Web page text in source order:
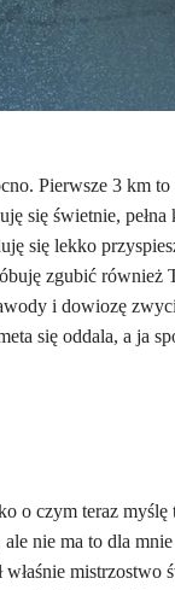
Pierwsze 3 km to
się świetnie,
się lekko
zgubić również
i dowiozę
się oddala, a ja
o czym teraz
nie ma to dla